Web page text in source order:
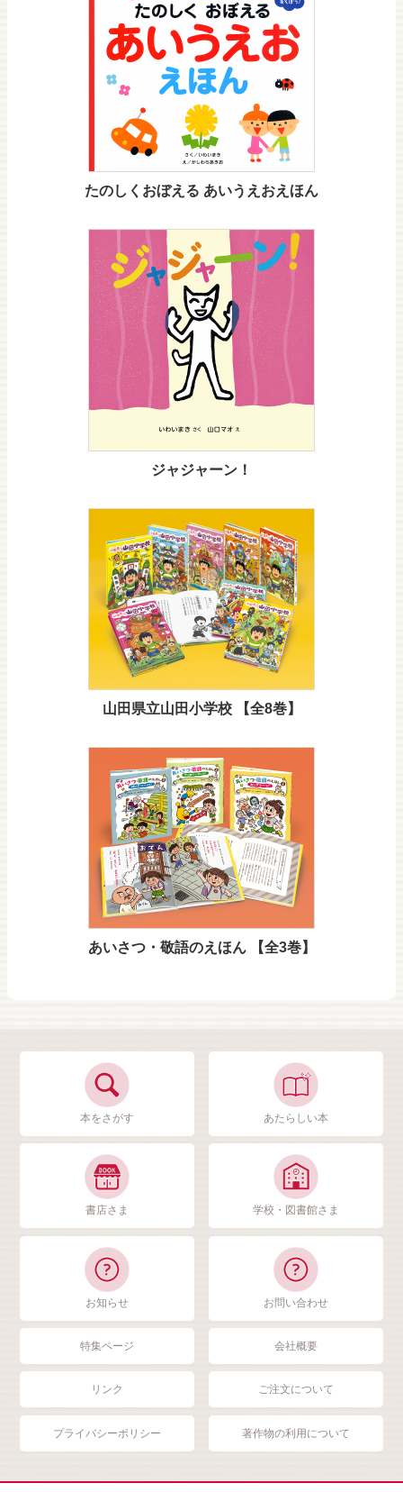
たのしくおぼえる あいうえおえほん
ジャジャーン！
山田県立山田小学校 【全8巻】
あいさつ・敬語のえほん 【全3巻】
本をさがす あたらしい本
書店さま 学校・図書館さま
お知らせ お問い合わせ
特集ページ 会社概要
リンク ご注文について
プライバシーポリシー 著作物の利用について